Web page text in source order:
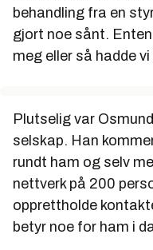
behandling fra en
gjort noe sånt.
meg eller så hadde
Plutselig var
selskap. Han
rundt ham og selv
nettverk på 200
opprettholde
betyr noe for ham i